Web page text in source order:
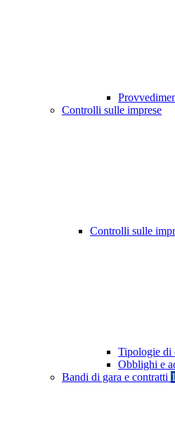
Controlli sulle imprese
Controlli sulle
Tipologie di
Obblighi e
Bandi di gara e contratti